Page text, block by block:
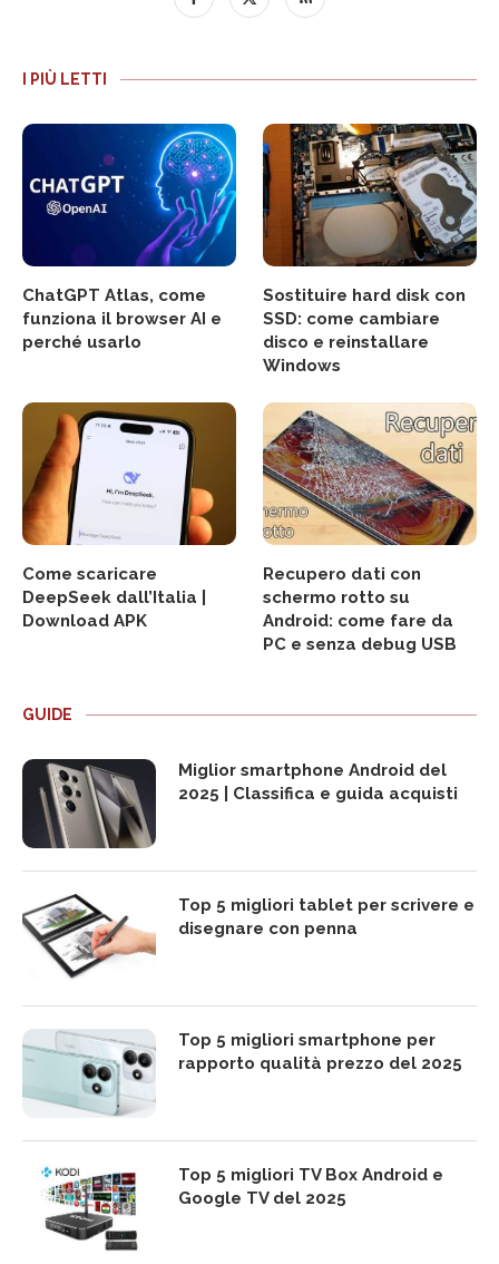
I PIÙ LETTI
ChatGPT Atlas, come
funziona il browser AI e
perché usarlo
Sostituire hard disk con
SSD: come cambiare
disco e reinstallare
Windows
Come scaricare
DeepSeek dall’Italia |
Download APK
Recupero dati con
schermo rotto su
Android: come fare da
PC e senza debug USB
GUIDE
Miglior smartphone Android del
2025 | Classifica e guida acquisti
Top 5 migliori tablet per scrivere e
disegnare con penna
Top 5 migliori smartphone per
rapporto qualità prezzo del 2025
Top 5 migliori TV Box Android e
Google TV del 2025